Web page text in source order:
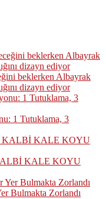
beklerken Albayrak
dizayn ediyor
1 Tutuklama, 3
KALE KOYU
Bulmakta Zorlandı